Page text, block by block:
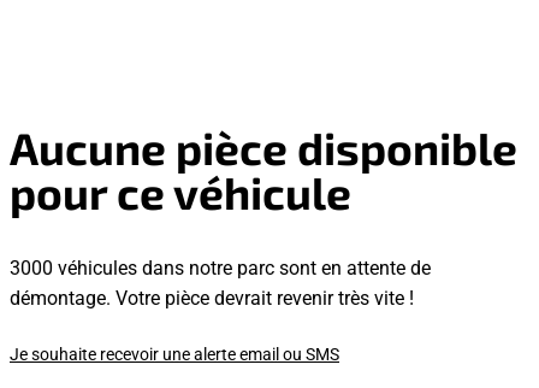
Aucune pièce disponible
pour ce véhicule
3000 véhicules dans notre parc sont en attente de
démontage. Votre pièce devrait revenir très vite !
Je souhaite recevoir une alerte email ou SMS